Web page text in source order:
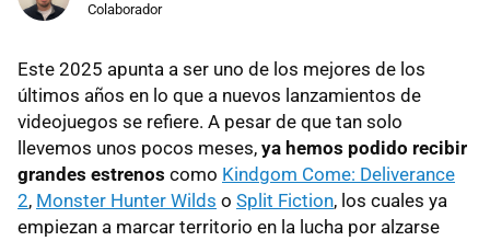
Colaborador
Este 2025 apunta a ser uno de los mejores de los
últimos años en lo que a nuevos lanzamientos de
videojuegos se refiere. A pesar de que tan solo
llevemos unos pocos meses, ya hemos podido recibir
grandes estrenos como Kindgom Come: Deliverance
2, Monster Hunter Wilds o Split Fiction, los cuales ya
empiezan a marcar territorio en la lucha por alzarse